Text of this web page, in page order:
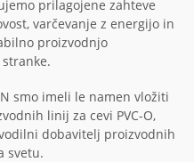
prilagojene zahteve
varčevanje z energijo in
proizvodnjo
stranke.
smo imeli le namen vložiti
linij za cevi PVC-O,
dobavitelj proizvodnih
svetu.